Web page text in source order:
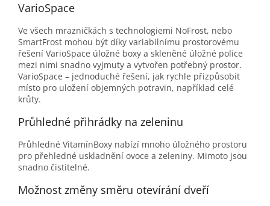
VarioSpace
Ve všech mrazničkách s technologiemi NoFrost, nebo
SmartFrost mohou být díky variabilnímu prostorovému
řešení VarioSpace úložné boxy a skleněné úložné police
mezi nimi snadno vyjmuty a vytvořen potřebný prostor.
VarioSpace – jednoduché řešení, jak rychle přizpůsobit
místo pro uložení objemných potravin, například celé
krůty.
Průhledné přihrádky na zeleninu
Průhledné VitamínBoxy nabízí mnoho úložného prostoru
pro přehledné uskladnění ovoce a zeleniny. Mimoto jsou
snadno čistitelné.
Možnost změny směru otevírání dveří